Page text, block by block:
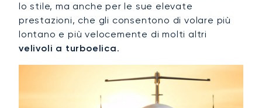
lo stile, ma anche per le sue elevate
prestazioni, che gli consentono di volare più
lontano e più velocemente di molti altri
velivoli a turboelica.